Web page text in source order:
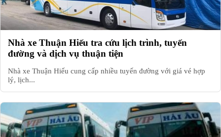
Nhà xe Thuận Hiếu tra cứu lịch trình, tuyến
đường và dịch vụ thuận tiện
Nhà xe Thuận Hiếu cung cấp nhiều tuyến đường với giá vé hợp
lý, lịch...